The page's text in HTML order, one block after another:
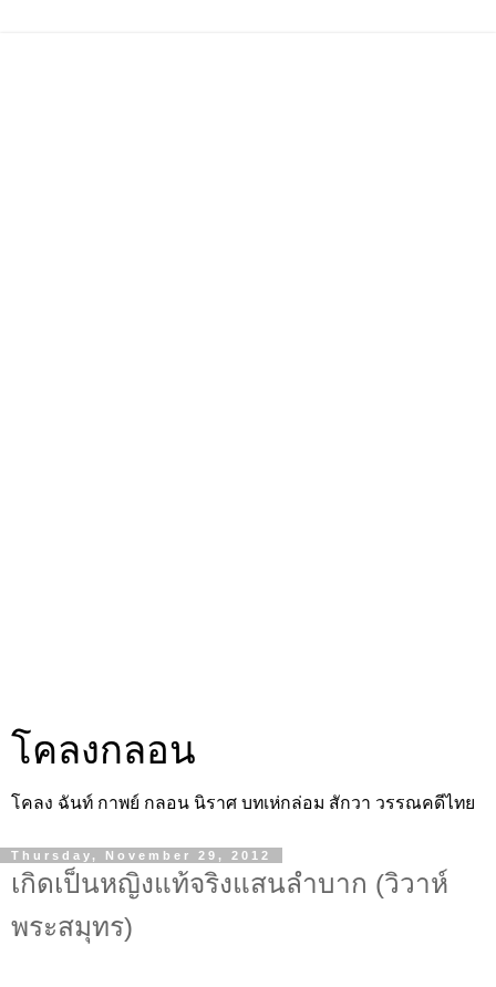
โคลงกลอน
โคลง ฉันท์ กาพย์ กลอน นิราศ บทเห่กล่อม สักวา วรรณคดีไทย
Thursday, November 29, 2012
เกิดเป็นหญิงแท้จริงแสนลำบาก (วิวาห์
พระสมุทร)